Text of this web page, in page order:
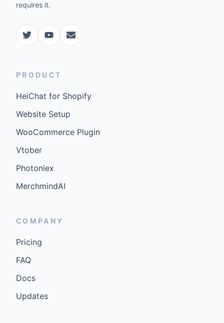
requires it.
PRODUCT
HeiChat for Shopify
Website Setup
WooCommerce Plugin
Vtober
Photoniex
MerchmindAI
COMPANY
Pricing
FAQ
Docs
Updates